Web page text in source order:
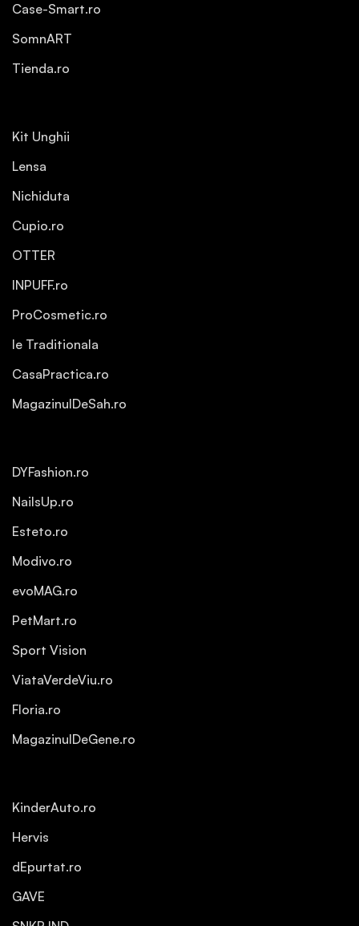
Case-Smart.ro
SomnART
Tienda.ro
Kit Unghii
Lensa
Nichiduta
Cupio.ro
OTTER
INPUFF.ro
ProCosmetic.ro
Ie Traditionala
CasaPractica.ro
MagazinulDeSah.ro
DYFashion.ro
NailsUp.ro
Esteto.ro
Modivo.ro
evoMAG.ro
PetMart.ro
Sport Vision
ViataVerdeViu.ro
Floria.ro
MagazinulDeGene.ro
KinderAuto.ro
Hervis
dEpurtat.ro
GAVE